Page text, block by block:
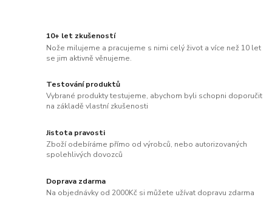
10+ let zkušeností
Nože milujeme a pracujeme s nimi celý život a více než 10 let
se jim aktivně věnujeme.
Testování produktů
Vybrané produkty testujeme, abychom byli schopni doporučit
na základě vlastní zkušenosti
Jistota pravosti
Zboží odebíráme přímo od výrobců, nebo autorizovaných
spolehlivých dovozců
Doprava zdarma
Na objednávky od 2000Kč si můžete užívat dopravu zdarma